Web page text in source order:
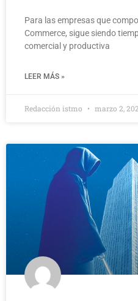
Para las empresas que
Commerce, sigue siendo
comercial y productiva
LEER MÁS »
Redacción istmo marzo 2,